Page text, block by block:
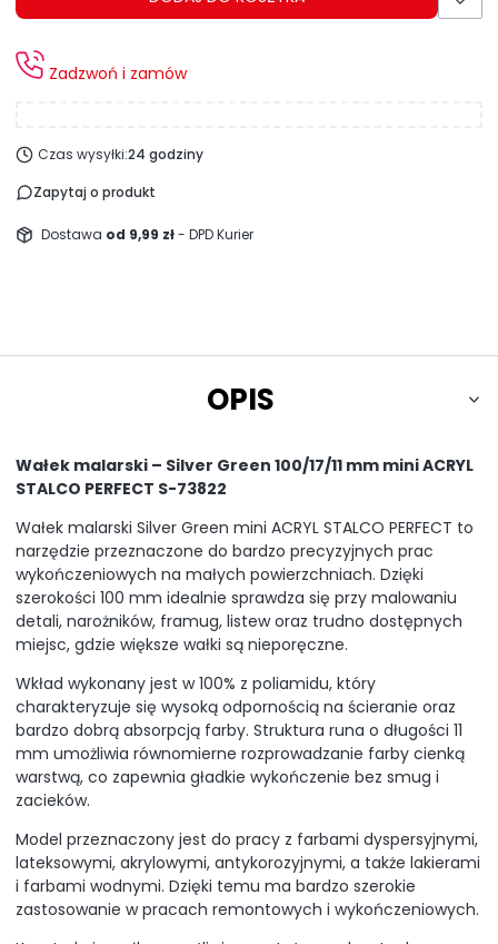
Zadzwoń i zamów
Czas wysyłki:24 godziny
Zapytaj o produkt
Dostawa od 9,99 zł- DPD Kurier
OPIS
Wałek malarski – Silver Green 100/17/11 mm mini ACRYL
STALCO PERFECT S-73822
Wałek malarski Silver Green mini ACRYL STALCO PERFECT to
narzędzie przeznaczone do bardzo precyzyjnych prac
wykończeniowych na małych powierzchniach. Dzięki
szerokości 100 mm idealnie sprawdza się przy malowaniu
detali, narożników, framug, listew oraz trudno dostępnych
miejsc, gdzie większe wałki są nieporęczne.
Wkład wykonany jest w 100% z poliamidu, który
charakteryzuje się wysoką odpornością na ścieranie oraz
bardzo dobrą absorpcją farby. Struktura runa o długości 11
mm umożliwia równomierne rozprowadzanie farby cienką
warstwą, co zapewnia gładkie wykończenie bez smug i
zacieków.
Model przeznaczony jest do pracy z farbami dyspersyjnymi,
lateksowymi, akrylowymi, antykorozyjnymi, a także lakierami
i farbami wodnymi. Dzięki temu ma bardzo szerokie
zastosowanie w pracach remontowych i wykończeniowych.